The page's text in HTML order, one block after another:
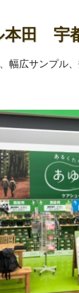
本田 宇
幅広サンプル